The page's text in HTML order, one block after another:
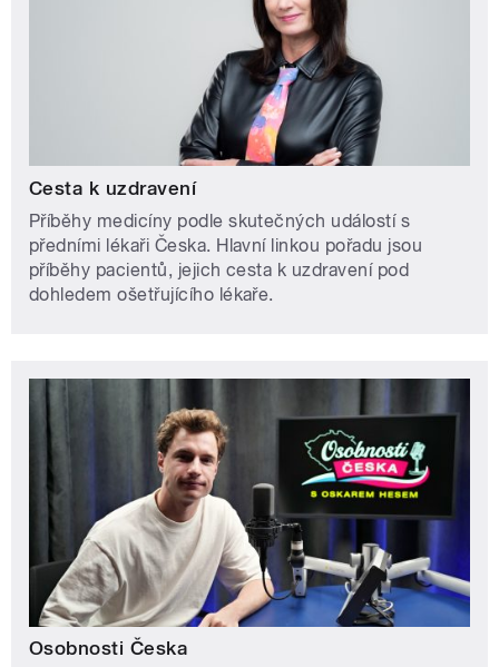
Cesta k uzdravení
Příběhy medicíny podle skutečných událostí s
předními lékaři Česka. Hlavní linkou pořadu jsou
příběhy pacientů, jejich cesta k uzdravení pod
dohledem ošetřujícího lékaře.
Osobnosti Česka